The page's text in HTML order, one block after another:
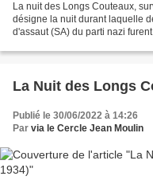
La nuit des Longs Couteaux,
désigne la nuit durant laquelle
d'assaut (SA) du parti nazi
La Nuit des Longs
Publié le 30/06/2022 à 14:26
Par via le Cercle Jean Moulin